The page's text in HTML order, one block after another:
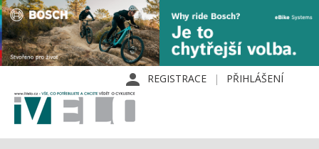
REGISTRACE PŘIHLÁŠENÍ